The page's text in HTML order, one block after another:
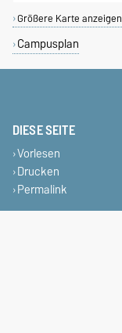
Größere Karte anzeigen
Campusplan
DIESE SEITE
Vorlesen
Drucken
Permalink